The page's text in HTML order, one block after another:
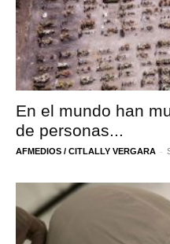
En el mundo han
de personas...
AFMEDIOS / CITLALLY VERGARA -